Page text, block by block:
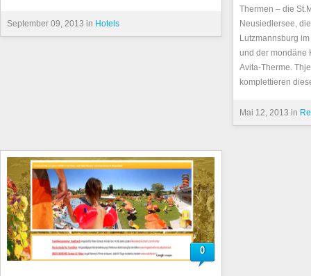
September 09, 2013 in Hotels
Thermen – die
Neusiedlersee,
Lutzmannsburg
und der mondäne
Avita-Therme.
komplettieren
Mai 12, 2013 in
0